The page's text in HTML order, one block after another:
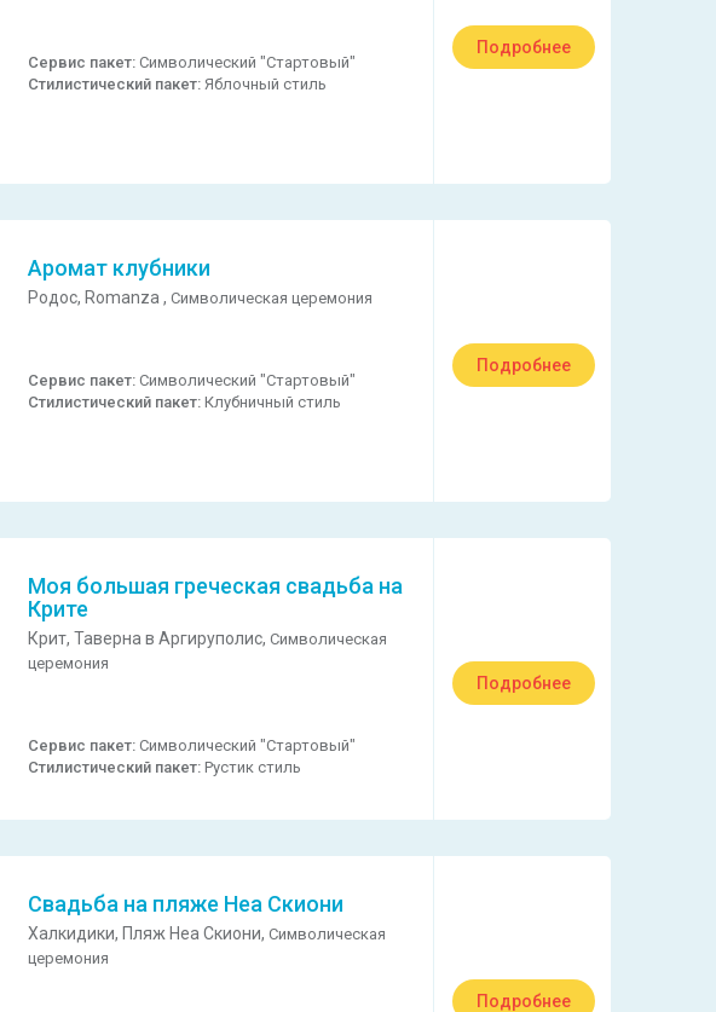
Сервис пакет:Символический "Стартовый"
Стилистический пакет:Яблочный стиль
Подробнее
Аромат клубники
Родос, Romanza ,Символическая церемония
Сервис пакет:Символический "Стартовый"
Стилистический пакет:Клубничный стиль
Подробнее
Моя большая греческая свадьба на
Крите
Крит,Таверна в Аргируполис,Символическая
церемония
Сервис пакет:Символический "Стартовый"
Стилистический пакет:Рустик стиль
Подробнее
Свадьба на пляже Неа Скиони
Халкидики, Пляж Неа Скиони,Символическая
церемония
Подробнее